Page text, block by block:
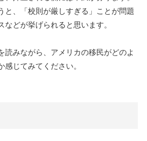
と、「校則が厳しすぎる」ことが問題
などが挙げられると思います。
読みながら、アメリカの移民がどのよ
感じてみてください。